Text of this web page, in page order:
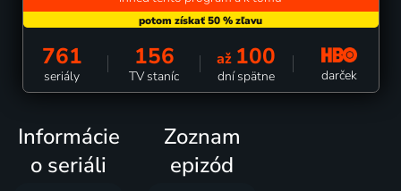
761
seriály
156
TV staníc
až 100
dní spätne darček
Informácie
o seriáli
Zoznam
epizód